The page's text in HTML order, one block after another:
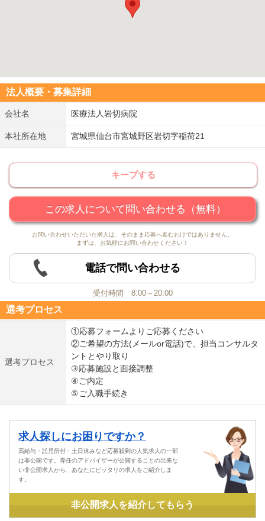
法人概要・募集詳細
会社名 医療法人岩切病院
本社所在地 宮城県仙台市宮城野区岩切字稲荷21
キープする
この求人について問い合わせる（無料）
お問い合わせいただいた求人は、そのまま応募へ進むわけではありません。
まずは、お気軽にお問い合わせください！
電話で問い合わせる
受付時間 8:00～20:00
選考プロセス
選考プロセス
①応募フォームよりご応募ください
②ご希望の方法(メールor電話)で、担当コンサルタ
ントとやり取り
③応募施設と面接調整
④ご内定
⑤ご入職手続き
求人探しにお困りですか？
高給与・託児所付・土日休みなど応募殺到の人気求人の一部
は非公開です。専任のアドバイザーが公開することの出来な
い非公開求人から、あなたにピッタリの求人をご紹介しま
す。
非公開求人を紹介してもらう